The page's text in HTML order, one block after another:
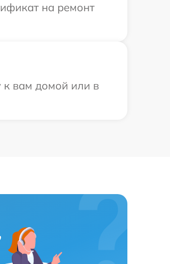
на ремонт
к вам домой или в